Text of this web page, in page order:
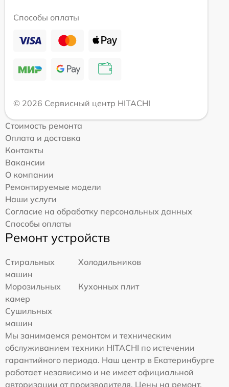
Способы оплаты
© 2026 Сервисный центр HITACHI
Стоимость ремонта
Оплата и доставка
Контакты
Вакансии
О компании
Ремонтируемые модели
Наши услуги
Согласие на обработку персональных данных
Способы оплаты
Ремонт устройств
Стиральных
машин
Холодильников
Морозильных
камер
Кухонных плит
Сушильных
машин
Мы занимаемся ремонтом и техническим
обслуживанием техники HITACHI по истечении
гарантийного периода. Наш центр в Екатеринбурге
работает независимо и не имеет официальной
авторизации от производителя. Цены на ремонт,